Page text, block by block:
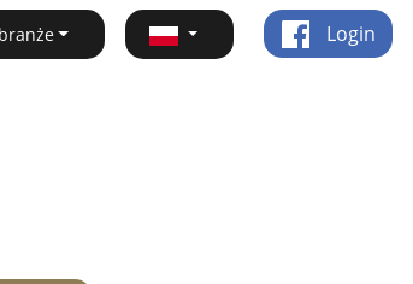
Login